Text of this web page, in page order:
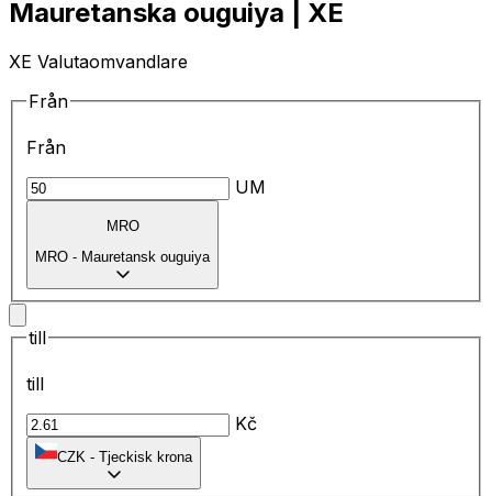
Mauretanska ouguiya | XE
XE Valutaomvandlare
Från
Från
UM
MRO
MRO - Mauretansk ouguiya
till
till
Kč
CZK - Tjeckisk krona